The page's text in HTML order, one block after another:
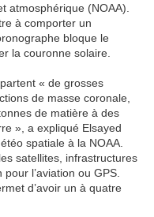
atmosphérique (NOAA).
à comporter un
bloque le
la couronne solaire.
« de grosses
de masse coronale,
de matière à des
», a expliqué Elsayed
spatiale à la NOAA.
satellites, infrastructures
l’aviation ou GPS.
d’avoir un à quatre